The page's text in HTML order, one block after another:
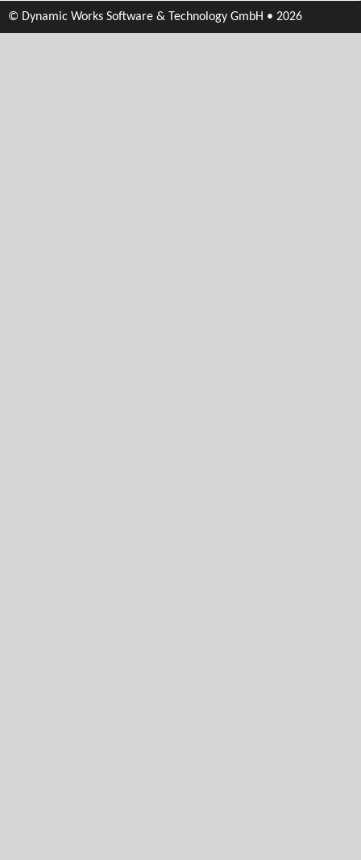
© Dynamic Works Software & Technology GmbH • 2026